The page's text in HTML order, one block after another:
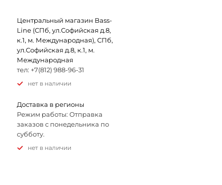
Центральный магазин Bass-
Line (СПб, ул.Софийская д.8,
к.1, м. Международная), СПб,
ул.Софийская д.8, к.1, м.
Международная
тел: +7(812) 988-96-31
Нет в наличии
Доставка в регионы
Режим работы: Отправка
заказов с понедельника по
субботу.
Нет в наличии